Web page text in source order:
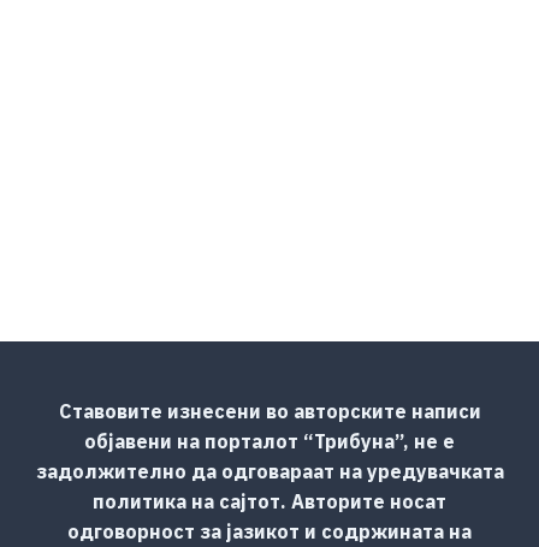
Ставовите изнесени во авторските написи
објавени на порталот “Трибуна”, не е
задолжително да одговараат на уредувачката
политика на сајтот. Авторите носат
одговорност за јазикот и содржината на